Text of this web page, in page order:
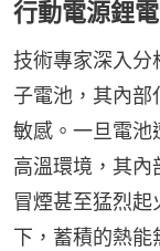
行動電源鋰
技術專家深入分
子電池，其內部
敏感。一旦電池
高溫環境，其內
冒煙甚至猛烈
下，蓄積的熱能